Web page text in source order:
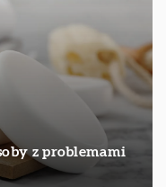
z problemami